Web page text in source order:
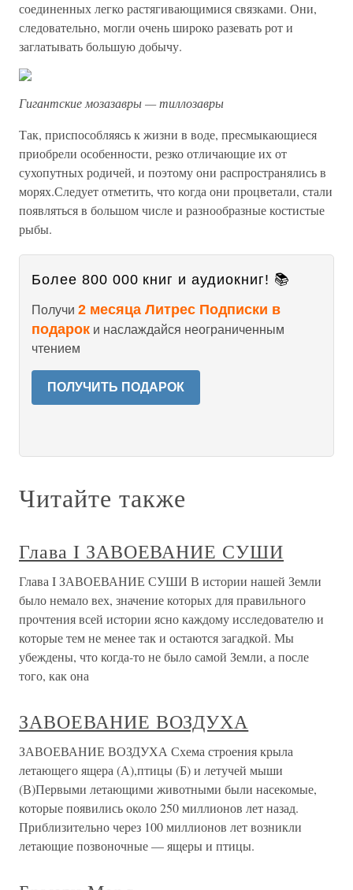
соединенных легко растягивающимися связками. Они,
следовательно, могли очень широко разевать рот и
заглатывать большую добычу.
Гигантские мозазавры — тиллозавры
Так, приспособляясь к жизни в воде, пресмыкающиеся
приобрели особенности, резко отличающие их от
сухопутных родичей, и поэтому они распространялись в
морях.Следует отметить, что когда они процветали, стали
появляться в большом числе и разнообразные костистые
рыбы.
Более 800 000 книг и аудиокниг! 📚
Получи 2 месяца Литрес Подписки в
подарок и наслаждайся неограниченным
чтением
ПОЛУЧИТЬ ПОДАРОК
Читайте также
Глава I ЗАВОЕВАНИЕ СУШИ
Глава I ЗАВОЕВАНИЕ СУШИ В истории нашей Земли
было немало вех, значение которых для правильного
прочтения всей истории ясно каждому исследователю и
которые тем не менее так и остаются загадкой. Мы
убеждены, что когда-то не было самой Земли, а после
того, как она
ЗАВОЕВАНИЕ ВОЗДУХА
ЗАВОЕВАНИЕ ВОЗДУХА Схема строения крыла
летающего ящера (А),птицы (Б) и летучей мыши
(В)Первыми летающими животными были насекомые,
которые появились около 250 миллионов лет назад.
Приблизительно через 100 миллионов лет возникли
летающие позвоночные — ящеры и птицы.